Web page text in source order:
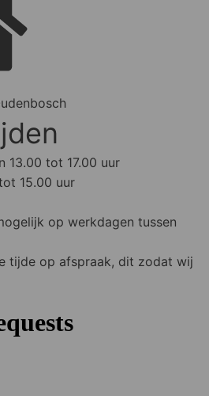
13.00 tot 17.00 uur
15.00 uur
op werkdagen tussen
tijde op afspraak, dit zodat wij